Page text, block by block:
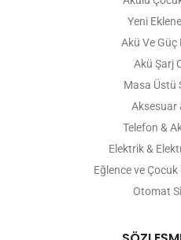
Yeni
Akü Ve Güç
Akü Şarj
Masa Üstü
Aksesuar
Telefon &
Elektrik &
Eğlence ve
Otomat